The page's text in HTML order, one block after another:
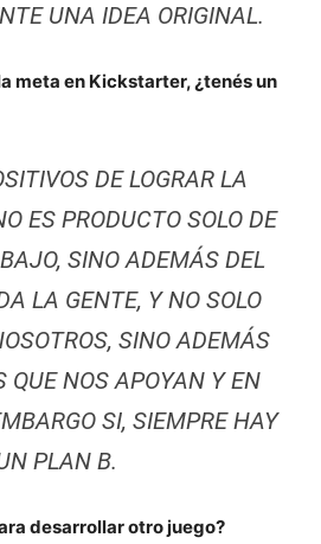
UNA IDEA ORIGINAL.
meta en Kickstarter, ¿tenés un
DE LOGRAR LA
ES PRODUCTO SOLO DE
SINO ADEMÁS DEL
LA GENTE, Y NO SOLO
SINO ADEMÁS
QUE NOS APOYAN Y EN
SI, SIEMPRE HAY
PLAN B.
desarrollar otro juego?